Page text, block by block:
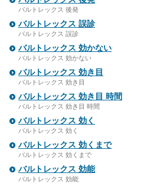
バルトレックス 後発
バルトレックス 誤診
バルトレックス 誤診
バルトレックス 効かない
バルトレックス 効かない
バルトレックス 効き目
バルトレックス 効き目
バルトレックス 効き目 時間
バルトレックス 効き目 時間
バルトレックス 効く
バルトレックス 効く
バルトレックス 効くまで
バルトレックス 効くまで
バルトレックス 効能
バルトレックス 効能